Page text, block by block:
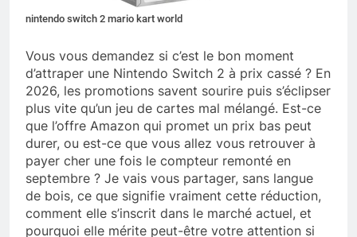
nintendo switch 2 mario kart world
Vous vous demandez si c’est le bon moment
d’attraper une Nintendo Switch 2 à prix cassé ? En
2026, les promotions savent sourire puis s’éclipser
plus vite qu’un jeu de cartes mal mélangé. Est-ce
que l’offre Amazon qui promet un prix bas peut
durer, ou est-ce que vous allez vous retrouver à
payer cher une fois le compteur remonté en
septembre ? Je vais vous partager, sans langue
de bois, ce que signifie vraiment cette réduction,
comment elle s’inscrit dans le marché actuel, et
pourquoi elle mérite peut-être votre attention si